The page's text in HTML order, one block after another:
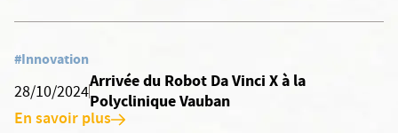
#Innovation
28/10/2024
Arrivée du Robot Da Vinci X à la
Polyclinique Vauban
En savoir plus